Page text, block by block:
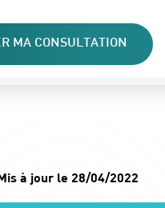
MA CONSULTATION
à jour le 28/04/2022